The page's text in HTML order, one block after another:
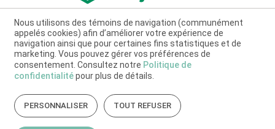
Nous utilisons des témoins de navigation (communément
appelés cookies) afin d’améliorer votre expérience de
navigation ainsi que pour certaines fins statistiques et de
marketing. Vous pouvez gérer vos préférences de
consentement. Consultez notre Politique de
confidentialitépour plus de détails.
PERSONNALISER TOUT REFUSER